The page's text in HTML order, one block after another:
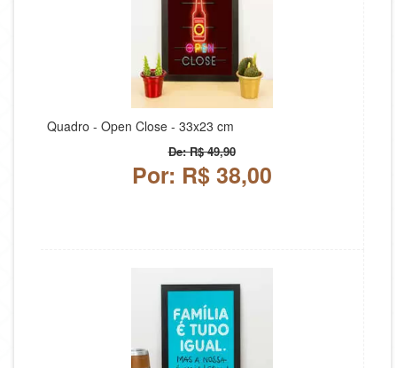
Quadro - Open Close - 33x23 cm
De: R$ 49,90
Por: R$ 38,00